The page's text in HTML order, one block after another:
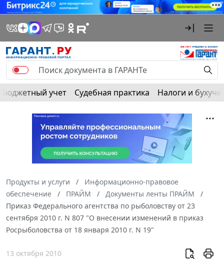
Бюджетный учет Судебная практика Налоги и
Продукты и услуги
Информационно-правовое
обеспечение
ПРАЙМ
Документы ленты ПРАЙМ
Приказ Федерального агентства по рыболовству от 23
сентября 2010 г. N 807 "О внесении изменений в приказ
Росрыболовства от 18 января 2010 г. N 19"
13 октября 2010